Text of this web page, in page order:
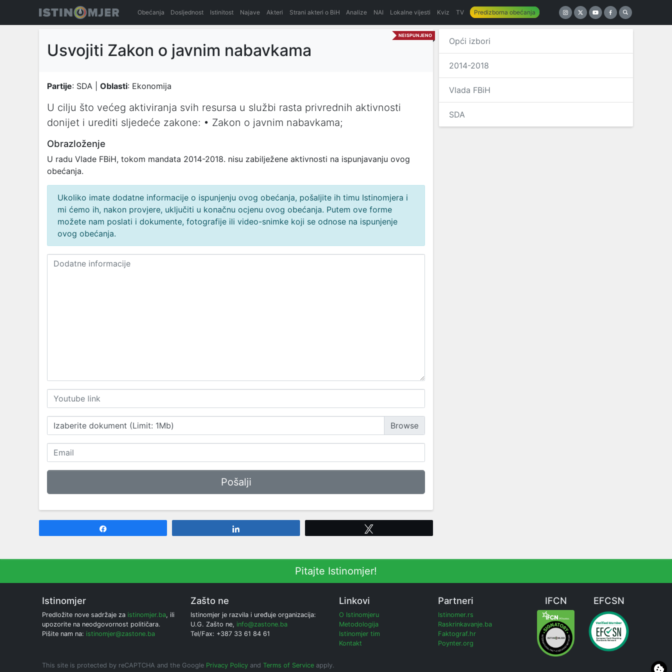
Obećanja Dosljednost Istinitost Najave Akteri Strani akteri o BiH Analize NAI Lokalne vijesti Kviz TV Predizborna obećanja
NEISPUNJENO
Usvojiti Zakon o javnim nabavkama
Partije: SDA | Oblasti: Ekonomija
U cilju što većeg aktiviranja svih resursa u službi rasta privrednih aktivnosti
donijet i urediti sljedeće zakone: • Zakon o javnim nabavkama;
Obrazloženje
U radu Vlade FBiH, tokom mandata 2014-2018. nisu zabilježene aktivnosti na ispunjavanju ovog
obećanja.
Ukoliko imate dodatne informacije o ispunjenju ovog obećanja, pošaljite ih timu Istinomjera i
mi ćemo ih, nakon provjere, uključiti u konačnu ocjenu ovog obećanja. Putem ove forme
možete nam poslati i dokumente, fotografije ili video-snimke koji se odnose na ispunjenje
ovog obećanja.
Izaberite dokument (Limit: 1Mb)
Opći izbori
2014-2018
Vlada FBiH
SDA
Pitajte Istinomjer!
Istinomjer
Predložite nove sadržaje za istinomjer.ba, ili
upozorite na neodgovornost političara.
Pišite nam na: istinomjer@zastone.ba
Zašto ne
Istinomjer je razvila i uređuje organizacija:
U.G. Zašto ne, info@zastone.ba
Tel/Fax: +387 33 61 84 61
Linkovi
O Istinomjeru
Metodologija
Istinomjer tim
Kontakt
Partneri
Istinomer.rs
Raskrinkavanje.ba
Faktograf.hr
Poynter.org
IFCN EFCSN
This site is protected by reCAPTCHA and the Google Privacy Policy and Terms of Service apply.